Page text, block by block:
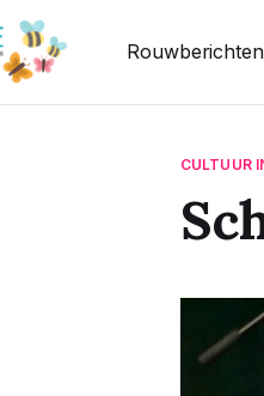
Rouwberichten
CULTUUR